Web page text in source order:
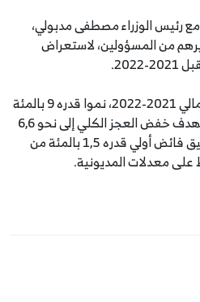
رئيس الوزراء مصطفى مدبولي،
من المسؤولين، لاستعراض
وتضمن مشروع موازنة العام المالي 2021-2022، نموا قدره 9 بالمئة
عن تقديرات العام الحالي، وتستهدف خفض العجز الكلي إلى نحو 6,6
بالمئة من الناتج المحلي، وتحقيق فائض أولي قدره 1,5 بالمئة من
على معدلات المديونية.